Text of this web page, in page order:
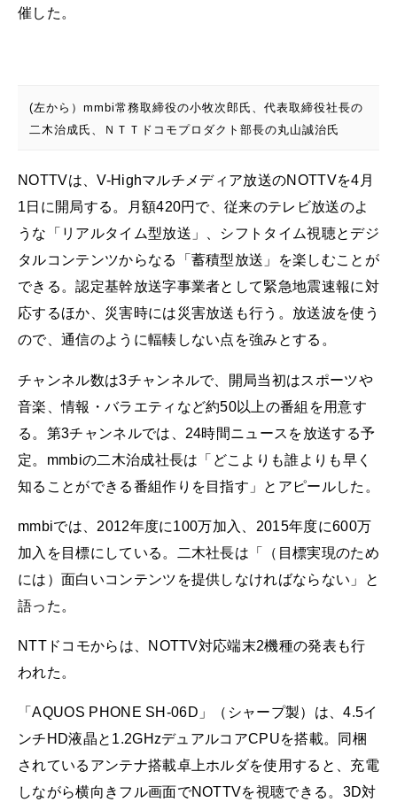
催した。
(左から）mmbi常務取締役の小牧次郎氏、代表取締役社長の
二木治成氏、ＮＴＴドコモプロダクト部長の丸山誠治氏
NOTTVは、V-Highマルチメディア放送のNOTTVを4月
1日に開局する。月額420円で、従来のテレビ放送のよ
うな「リアルタイム型放送」、シフトタイム視聴とデジ
タルコンテンツからなる「蓄積型放送」を楽しむことが
できる。認定基幹放送字事業者として緊急地震速報に対
応するほか、災害時には災害放送も行う。放送波を使う
ので、通信のように輻輳しない点を強みとする。
チャンネル数は3チャンネルで、開局当初はスポーツや
音楽、情報・バラエティなど約50以上の番組を用意す
る。第3チャンネルでは、24時間ニュースを放送する予
定。mmbiの二木治成社長は「どこよりも誰よりも早く
知ることができる番組作りを目指す」とアピールした。
mmbiでは、2012年度に100万加入、2015年度に600万
加入を目標にしている。二木社長は「（目標実現のため
には）面白いコンテンツを提供しなければならない」と
語った。
NTTドコモからは、NOTTV対応端末2機種の発表も行
われた。
「AQUOS PHONE SH-06D」（シャープ製）は、4.5イ
ンチHD液晶と1.2GHzデュアルコアCPUを搭載。同梱
されているアンテナ搭載卓上ホルダを使用すると、充電
しながら横向きフル画面でNOTTVを視聴できる。3D対